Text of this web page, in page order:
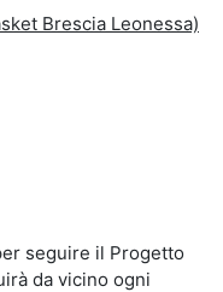
Brescia Leonessa)
seguire il Progetto
da vicino ogni